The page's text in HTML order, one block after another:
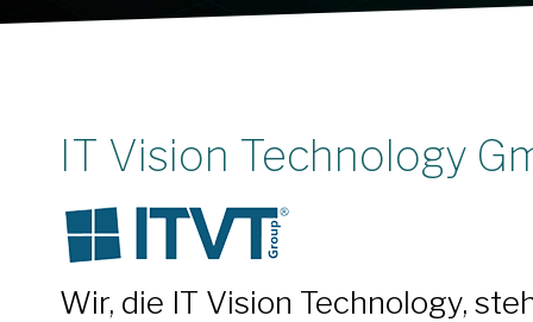
IT Vision Technology
Wir, die IT Vision Technology,